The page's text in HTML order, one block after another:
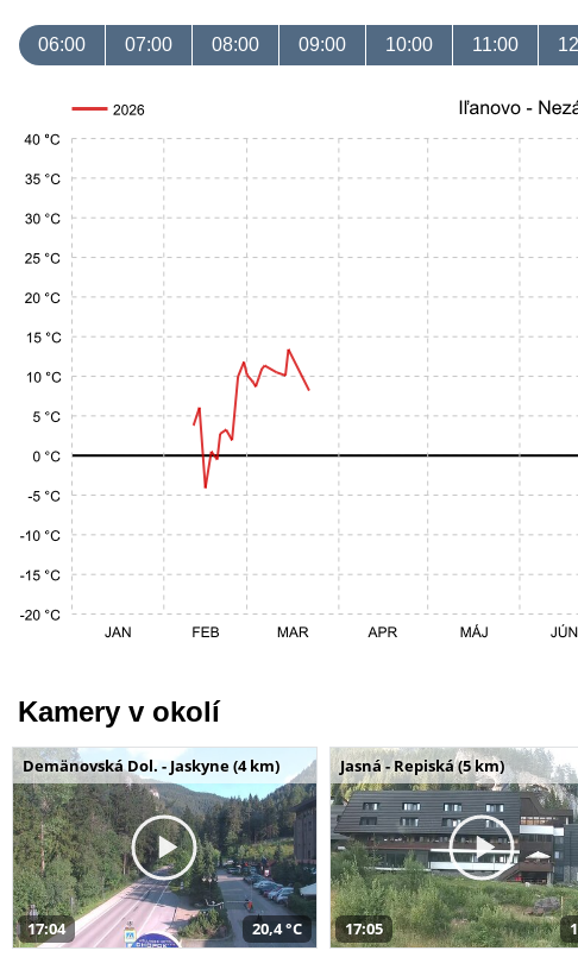
06:00 07:00 08:00 09:00 10:00 11:00
Kamery v okolí
Demänovská Dol. - Jaskyne (4 km)
17:04 20,4 °C
Jasná - Repiská (5 km)
17:05